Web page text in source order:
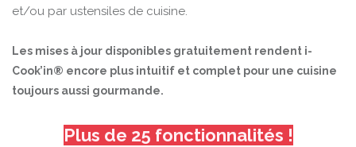
et/ou par ustensiles de cuisine.
Les mises à jour disponibles gratuitement rendent i-
Cook’in® encore plus intuitif et complet pour une cuisine
toujours aussi gourmande.
Plus de 25 fonctionnalités !